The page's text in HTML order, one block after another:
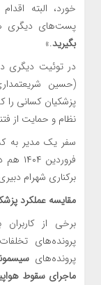
خورد، البته
پست‌های دیگری
بگیرید.»
در توئیت دیگری
(حسین
پزشکیان کسانی
نظام و حمایت از
برکناری شهرام
مقایسه عملکرد
برخی از
پرونده‌های
پرونده‌های
ماجرای سقوط